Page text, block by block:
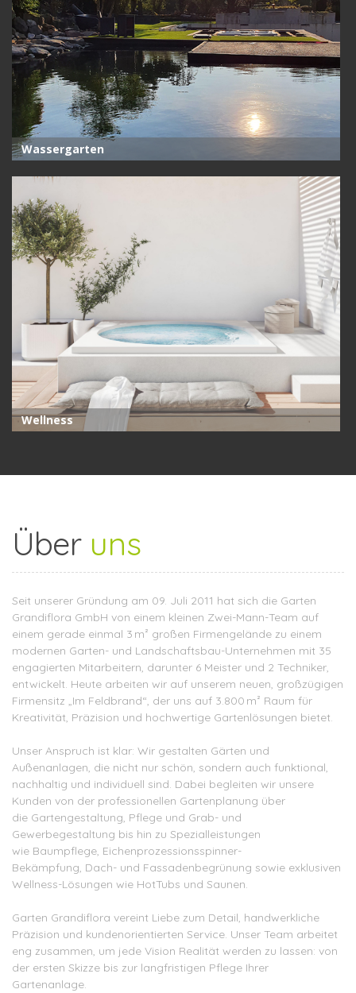
Wassergarten
Wellness
Überuns
Seit unserer Gründung am 09. Juli 2011 hat sich die Garten
Grandiflora GmbH von einem kleinen Zwei-Mann-Team auf
einem gerade einmal 3 m² großen Firmengelände zu einem
modernen Garten- und Landschaftsbau-Unternehmen mit 35
engagierten Mitarbeitern, darunter 6 Meister und 2 Techniker,
entwickelt. Heute arbeiten wir auf unserem neuen, großzügigen
Firmensitz „Im Feldbrand“, der uns auf 3.800 m² Raum für
Kreativität, Präzision und hochwertige Gartenlösungen bietet.
Unser Anspruch ist klar: Wir gestalten Gärten und
Außenanlagen, die nicht nur schön, sondern auch funktional,
nachhaltig und individuell sind. Dabei begleiten wir unsere
Kunden von der professionellen Gartenplanung über
die Gartengestaltung, Pflege und Grab- und
Gewerbegestaltung bis hin zu Spezialleistungen
wie Baumpflege, Eichenprozessionsspinner-
Bekämpfung, Dach- und Fassadenbegrünung sowie exklusiven
Wellness-Lösungen wie HotTubs und Saunen.
Garten Grandiflora vereint Liebe zum Detail, handwerkliche
Präzision und kundenorientierten Service. Unser Team arbeitet
eng zusammen, um jede Vision Realität werden zu lassen: von
der ersten Skizze bis zur langfristigen Pflege Ihrer
Gartenanlage.